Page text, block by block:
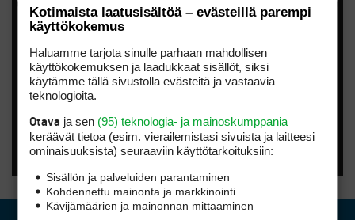
Scottish Challenge supported by The R&A
Tapio Pulkkanen
CSK Steel Women´S Open
Anna Backman, Katri Bakker, Elina Saksa
EPSON TOUR
Smoky Mountain Championship
AMATÖÖRIGOLF
Finnish International Amateur Championship (Erkko Trophy)
AMATÖÖRIGOLF
Finnish International Ladies' Amateur Championship (+ U21
ja U18/FJT/Aulanko)
KORN FERRY TOUR
Pinnacle Bank Championship
LEGENDS TOUR
Kotimaista laatusisältöä – evästeillä parempi
käyttökokemus
Haluamme tarjota sinulle parhaan mahdollisen
käyttökokemuksen ja laadukkaat sisällöt, siksi
käytämme tällä sivustolla evästeitä ja vastaavia
teknologioita.
Otava ja sen (95) teknologia- ja mainoskumppania
keräävät tietoa (esim. vierailemis­tasi sivuista ja laitteesi
ominaisuuk­sista) seuraaviin käyttötarkoituksiin:
Sisällön ja palveluiden parantaminen
Kohdennettu mainonta ja markkinointi
Kävijämäärien ja mainonnan mittaaminen